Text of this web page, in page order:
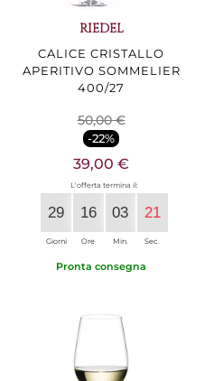
RIEDEL
CALICE CRISTALLO
APERITIVO SOMMELIER
400/27
50,00 €
-22%
39,00 €
L'offerta termina il:
29
Giorni
16
Ore
03
Min.
20
Sec.
Pronta consegna